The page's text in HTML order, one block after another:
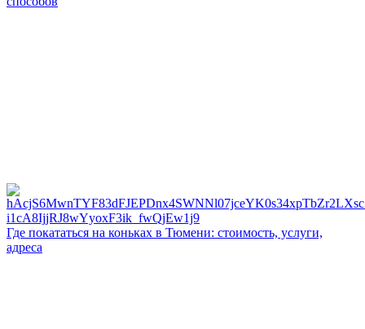
Где покататься на коньках в Тюмени: стоимость, услуги,
адреса